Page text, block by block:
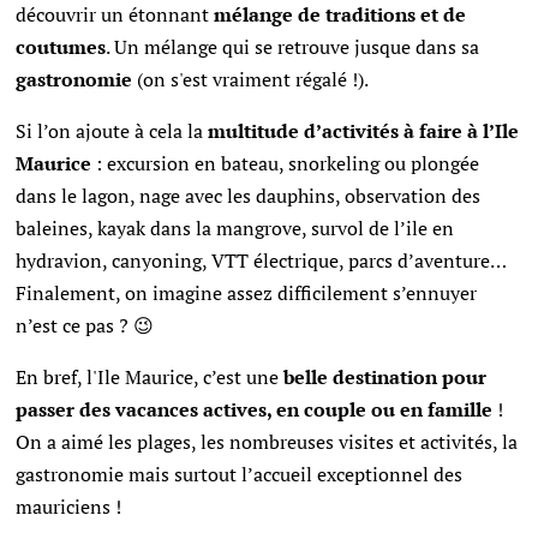
découvrir un étonnantmélange de traditions et de
coutumes. Un mélange qui se retrouve jusque dans sa
gastronomie (on s'est vraiment régalé !).
Si l’on ajoute à cela lamultitude d’activités à faire à l’Ile
Maurice : excursion en bateau, snorkeling ou plongée
dans le lagon, nage avec les dauphins, observation des
baleines, kayak dans la mangrove, survol de l’ile en
hydravion, canyoning, VTT électrique, parcs d’aventure…
Finalement, on imagine assez difficilement s’ennuyer
n’est ce pas ? 😉
En bref, l'Ile Maurice, c’est unebelle destination pour
passer des vacances actives, en couple ou en famille !
On a aimé les plages, les nombreuses visites et activités, la
gastronomie mais surtout l’accueil exceptionnel des
mauriciens !